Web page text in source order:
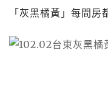
「灰黑橘黃」每間房